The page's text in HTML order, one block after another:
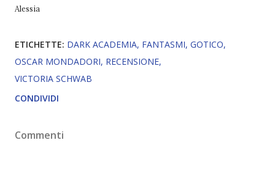
Alessia
ETICHETTE: DARK ACADEMIA FANTASMI GOTICO
OSCAR MONDADORI RECENSIONE
VICTORIA SCHWAB
CONDIVIDI
Commenti